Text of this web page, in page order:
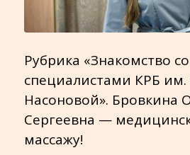
Рубрика «Знакомство со
специалистами КРБ им.
Насоновой». Бровкина
Сергеевна —
массажу!